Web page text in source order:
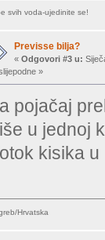
svih voda-ujedinite se!
Previsse bilja?
« Odgovori #3 u:
»
pojačaj
u jednoj
kisika
Hrvatska